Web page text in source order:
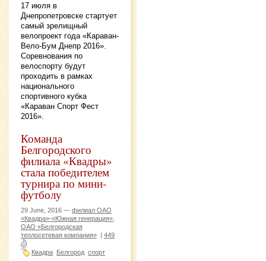
17 июля в
Днепропетровске стартует
самый зрелищный
велопроект года «Караван-
Вело-Бум Днепр 2016».
Соревнования по
велоспорту будут
проходить в рамках
национального
спортивного кубка
«Караван Спорт Фест
2016».
Команда
Белгородского
филиала «Квадры»
стала победителем
турнира по мини-
футболу
29 June, 2016 — филиал ОАО
«Квадра»-«Южная генерация»,
ОАО «Белгородская
теплосетевая компания» | 449
Квадра Белгород спорт